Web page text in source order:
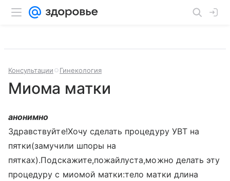
Консультации Гинекология
Миома матки
анонимно
Здравствуйте!Хочу сделать процедуру УВТ на
пятки(замучили шпоры на
пятках).Подскажите,пожайлуста,можно делать эту
процедуру с миомой матки:тело матки длина